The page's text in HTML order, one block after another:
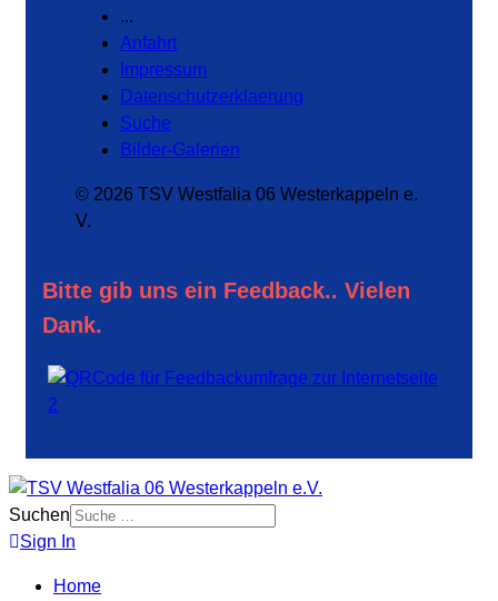
...
Anfahrt
Impressum
Datenschutzerklaerung
Suche
Bilder-Galerien
© 2026 TSV Westfalia 06 Westerkappeln e.
V.
Bitte gib uns ein Feedback.. Vielen
Dank.
Suchen
Sign In
Home